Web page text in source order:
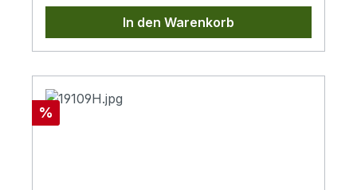
In den Warenkorb
Rabatt
%